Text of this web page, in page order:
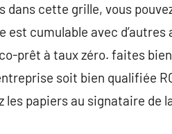
dans cette grille, vous
cumulable avec d’autres
prêt à taux zéro. faites
soit bien qualifiée
papiers au signataire de